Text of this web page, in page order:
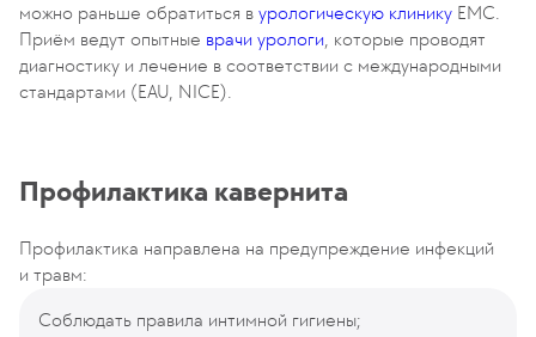
можно раньше обратиться в урологическую клинику ЕМС.
Приём ведут опытные врачи урологи, которые проводят
диагностику и лечение в соответствии с международными
стандартами (EAU, NICE).
Профилактика кавернита
Профилактика направлена на предупреждение инфекций
и травм:
Соблюдать правила интимной гигиены;